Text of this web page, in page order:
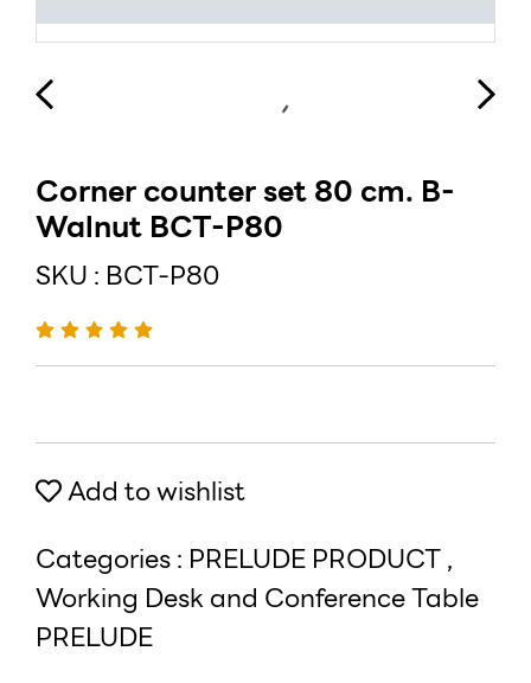
Corner counter set 80 cm. B-
Walnut BCT-P80
SKU : BCT-P80
Add to wishlist
Categories : PRELUDE PRODUCT,
Working Desk and Conference Table
PRELUDE